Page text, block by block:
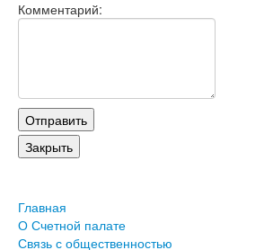
Комментарий:
Главная
О Счетной палате
Связь с общественностью